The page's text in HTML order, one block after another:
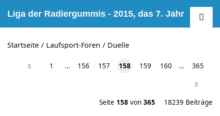
Liga der Radiergummis - 2015, das 7. Jahr
Startseite Laufsport-Foren Duelle
1 … 156 157 158 159 160 … 365
Seite 158 von 365 18239 Beiträge